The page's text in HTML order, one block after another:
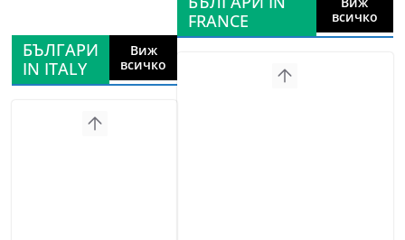
БЪЛГАРИ
IN ITALY
Виж
всичко
FRANCE
всичко